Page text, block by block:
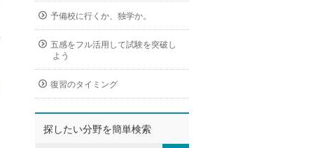
予備校に行くか、独学か。
五感をフル活用して試験を突破し
よう
復習のタイミング
探したい分野を簡単検索